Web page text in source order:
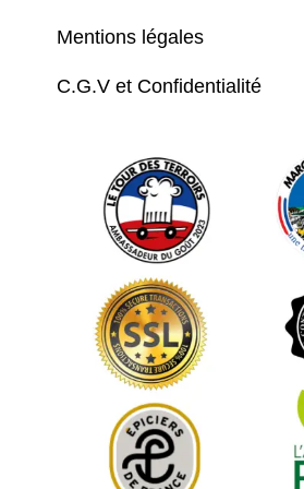
Mentions légales
C.G.V et Confidentialité